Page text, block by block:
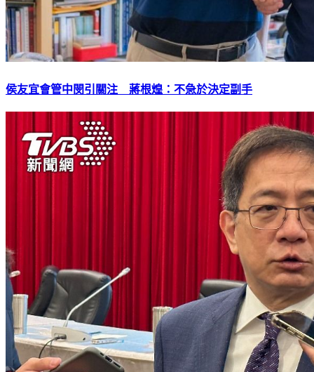
侯友宜會管中閔引關注 蔣根煌：不急於決定副手